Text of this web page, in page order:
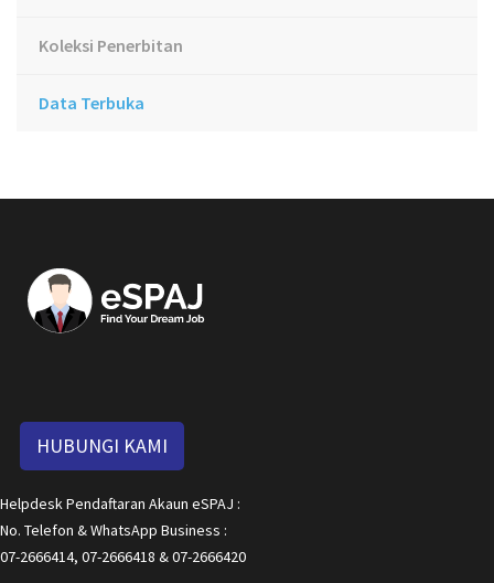
Koleksi Penerbitan
Data Terbuka
HUBUNGI KAMI
Helpdesk Pendaftaran Akaun eSPAJ :
No. Telefon & WhatsApp Business :
07-2666414, 07-2666418 & 07-2666420